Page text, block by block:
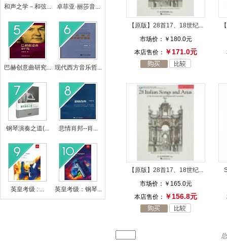
和声之学－和弦... 卓菲亚·丽莎音...
巴赫创意曲研究... 现代西方音乐哲...
钢琴演奏之道(... 悲情肖邦--肖...
英皇考级 : ... 英皇考级：钢琴...
【原版】28首17、18世纪...
市场价： ￥180.0元
本店售价： ￥171.0元
【原版】28首17、18世纪...
市场价： ￥165.0元
本店售价： ￥156.8元